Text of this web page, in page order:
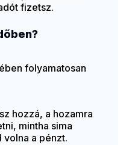
fizetsz.
folyamatosan
hozzá, a hozamra
mintha sima
a pénzt.